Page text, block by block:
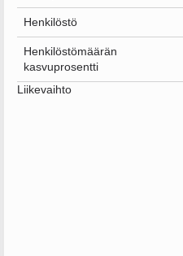
Henkilöstö
Henkilöstömäärän
kasvuprosentti
Liikevaihto